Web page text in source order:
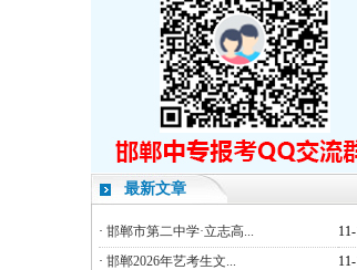
最新文章
· 邯郸市第二中学·立志高...
· 邯郸2026年艺考生文...